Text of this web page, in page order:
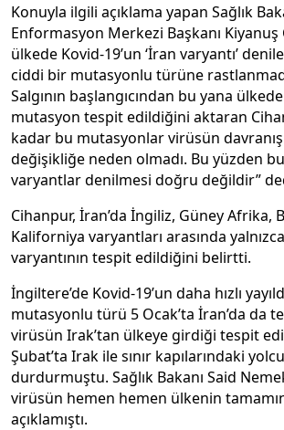
Konuyla ilgili açıklama yapan Sağlık
Enformasyon Merkezi Başkanı
ülkede Kovid-19’un ‘İran varyantı’
ciddi bir mutasyonlu türüne
Salgının başlangıcından bu yana
mutasyon tespit edildiğini aktaran
kadar bu mutasyonlar virüsün
değişikliğe neden olmadı. Bu yüzden
varyantlar denilmesi doğru değildir”
Cihanpur, İran’da İngiliz, Güney Afrika,
Kaliforniya varyantları arasında
varyantının tespit edildiğini belirtti.
İngiltere’de Kovid-19’un daha hızlı
mutasyonlu türü 5 Ocak’ta İran’da da
virüsün Irak’tan ülkeye girdiği tespit
Şubat’ta Irak ile sınır kapılarındaki
durdurmuştu. Sağlık Bakanı Said
virüsün hemen hemen ülkenin
açıklamıştı.